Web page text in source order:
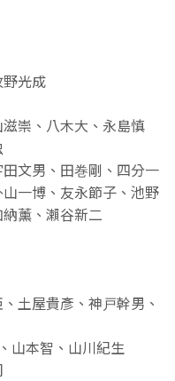
光成
崇、八木大、永島慎
文男、田巻剛、四分一
一博、友永節子、池野
薰、瀨谷新二
土屋貴彥、神戸幹男、
山本智、山川紀生